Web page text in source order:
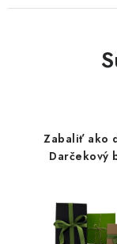
Zabaliť ako
Darčekový